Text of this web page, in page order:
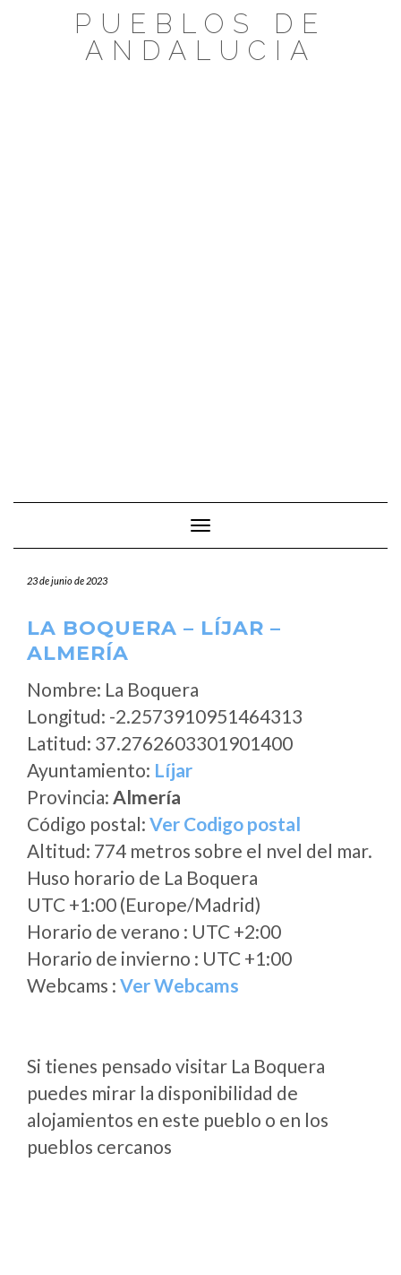
PUEBLOS DE
ANDALUCIA
Cambiar modo de navegación
23 de junio de 2023
LA BOQUERA – LÍJAR –
ALMERÍA
Nombre: La Boquera
Longitud: -2.2573910951464313
Latitud: 37.2762603301901400
Ayuntamiento: Líjar
Provincia: Almería
Código postal: Ver Codigo postal
Altitud: 774 metros sobre el nvel del mar.
Huso horario de La Boquera
UTC +1:00 (Europe/Madrid)
Horario de verano : UTC +2:00
Horario de invierno : UTC +1:00
Webcams : Ver Webcams
Si tienes pensado visitar La Boquera
puedes mirar la disponibilidad de
alojamientos en este pueblo o en los
pueblos cercanos